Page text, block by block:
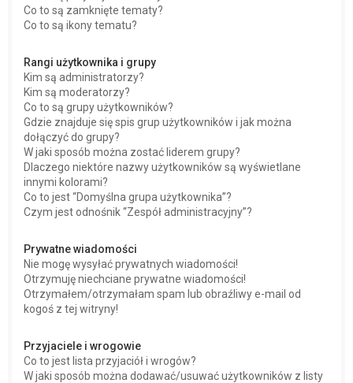
Co to są zamknięte tematy?
Co to są ikony tematu?
Rangi użytkownika i grupy
Kim są administratorzy?
Kim są moderatorzy?
Co to są grupy użytkowników?
Gdzie znajduje się spis grup użytkowników i jak można
dołączyć do grupy?
W jaki sposób można zostać liderem grupy?
Dlaczego niektóre nazwy użytkowników są wyświetlane
innymi kolorami?
Co to jest “Domyślna grupa użytkownika”?
Czym jest odnośnik “Zespół administracyjny”?
Prywatne wiadomości
Nie mogę wysyłać prywatnych wiadomości!
Otrzymuję niechciane prywatne wiadomości!
Otrzymałem/otrzymałam spam lub obraźliwy e-mail od
kogoś z tej witryny!
Przyjaciele i wrogowie
Co to jest lista przyjaciół i wrogów?
W jaki sposób można dodawać/usuwać użytkowników z listy